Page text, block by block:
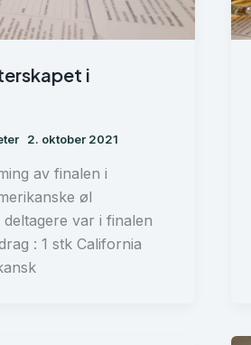
i
2. oktober 2021
av finalen i
øl
var i finalen
: 1 stk California